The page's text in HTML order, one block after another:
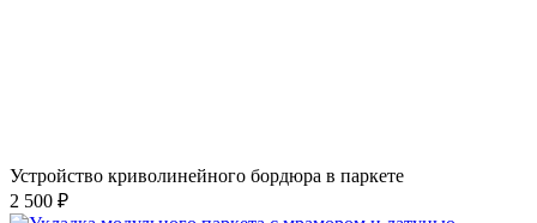
Устройство криволинейного бордюра в паркете
2 500 ₽